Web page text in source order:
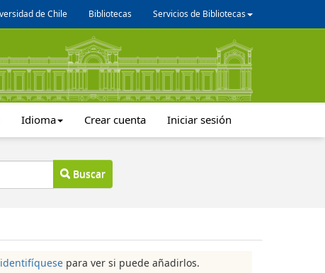
de Chile Bibliotecas Servicios de Bibliotecas
Idioma Crear cuenta Iniciar sesión
Buscar
identifíquese para ver si puede añadirlos.